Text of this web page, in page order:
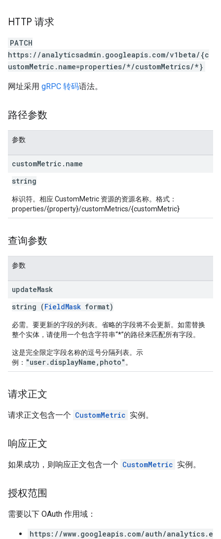
HTTP 请求
PATCH
https://analyticsadmin.googleapis.com/v1beta/{c
ustomMetric.name=properties/*/customMetrics/*}
网址采用 gRPC 转码语法。
路径参数
参数
customMetric . name
string
标识符。相应 CustomMetric 资源的资源名称。格式：
properties/{property}/customMetrics/{customMetric}
查询参数
参数
updateMask
string (FieldMask format)
必需。要更新的字段的列表。省略的字段将不会更新。如需替换
整个实体，请使用一个包含字符串“*”的路径来匹配所有字段。
这是完全限定字段名称的逗号分隔列表。示
例： "user.displayName,photo" 。
请求正文
请求正文包含一个 CustomMetric 实例。
响应正文
如果成功，则响应正文包含一个 CustomMetric 实例。
授权范围
需要以下 OAuth 作用域：
https://www.googleapis.com/auth/analytics.e